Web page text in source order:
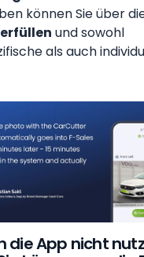
können Sie über
erfüllen und sowohl
als auch
die App nicht